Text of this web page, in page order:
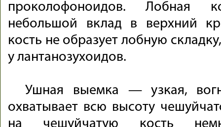
проколофоноидов. Лобная
небольшой вклад в верхний
кость не образует лобную
у лантанозухоидов.
Ушная выемка — узкая,
охватывает всю высоту
на чешуйчатую кость